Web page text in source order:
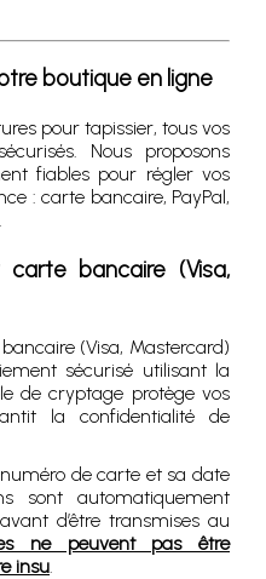
boutique en ligne
pour tapissier, tous vos
Nous proposons
fiables pour régler vos
: carte bancaire, PayPal,
bancaire (Visa,
(Visa, Mastercard)
sécurisé utilisant la
de cryptage protège vos
la confidentialité de
de carte et sa date
sont automatiquement
d’être transmises au
ne peuvent pas être
insu.